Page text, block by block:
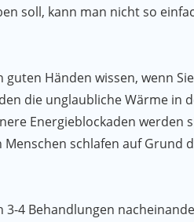
soll, kann man nicht so
Händen wissen, wenn
die unglaubliche Wärme in
Energieblockaden
schlafen auf
3-4 Behandlungen